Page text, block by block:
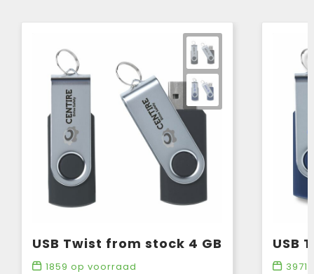
USB Twist from stock 4 GB
1859 op voorraad
USB
3971